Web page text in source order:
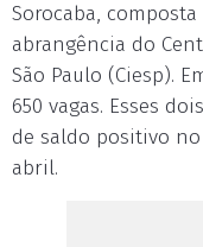
Sorocaba,
abrangência do
São Paulo (Ciesp).
650 vagas. Esses
de saldo positivo
abril.